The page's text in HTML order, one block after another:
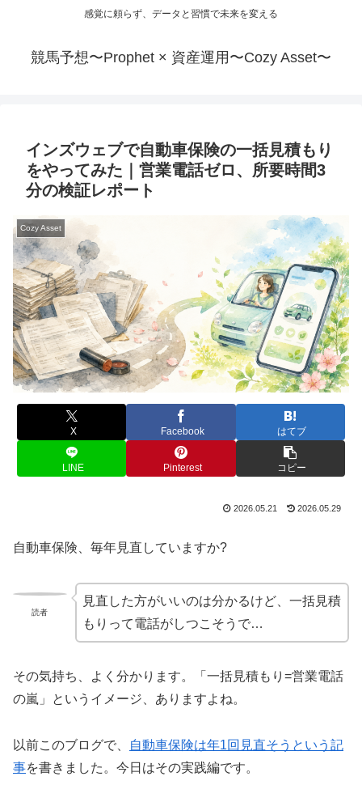
感覚に頼らず、データと習慣で未来を変える
競馬予想〜Prophet × 資産運用〜Cozy Asset〜
インズウェブで自動車保険の一括見積もり
をやってみた｜営業電話ゼロ、所要時間3
分の検証レポート
Cozy Asset
X Facebook はてブ
LINE Pinterest コピー
2026.05.21 2026.05.29
自動車保険、毎年見直していますか?
読者
見直した方がいいのは分かるけど、一括見積
もりって電話がしつこそうで…
その気持ち、よく分かります。「一括見積もり=営業電話
の嵐」というイメージ、ありますよね。
以前このブログで、
自動車保険は年1回見直そうという記
事を書きました。今日はその実践編です。